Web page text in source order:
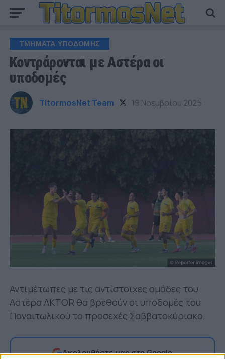
ΤΜΗΜΑΤΑ ΥΠΟΔΟΜΗΣ
Κοντράρονται με Αστέρα οι
υποδομές
TitormosNet Team 19 Νοεμβρίου 2025
Αντιμέτωπες με τις αντίστοιχες ομάδες του
Αστέρα AKTOR θα βρεθούν οι υποδομές του
Παναιτωλικού το προσεχές Σαββατοκύριακο.
Ακολουθήστε μας στο Google